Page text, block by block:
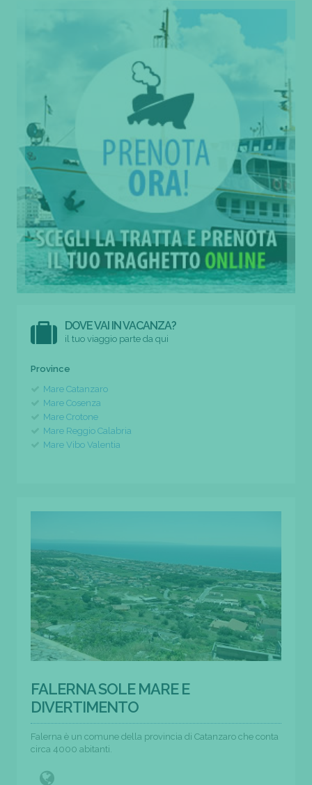
DOVE VAI IN VACANZA?
il tuo viaggio parte da qui
Province
Mare Catanzaro
Mare Cosenza
Mare Crotone
Mare Reggio Calabria
Mare Vibo Valentia
FALERNA SOLE MARE E
DIVERTIMENTO
Falerna è un comune della provincia di Catanzaro che conta
circa 4000 abitanti.